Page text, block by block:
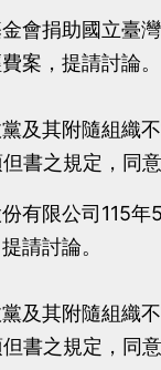
會捐助國立臺
案，提請討論。
其附隨組織不
書之規定，同意
有限公司115
請討論。
其附隨組織不
書之規定，同意